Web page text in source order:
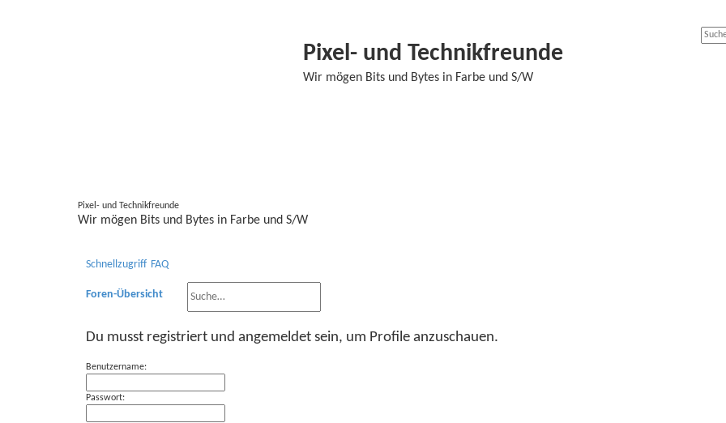
Pixel- und Technikfreunde
Wir mögen Bits und Bytes in Farbe und S/W
Suche
Pixel- und Technikfreunde
Wir mögen Bits und Bytes in Farbe und S/W
Schnellzugriff FAQ
Foren-Übersicht Suche
Erweiterte Suche
Du musst registriert und angemeldet sein, um Profile anzuschauen.
Benutzername:
Passwort: